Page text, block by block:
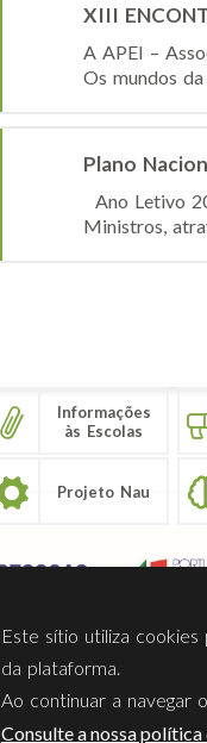
XIII
A APEI –
Os mundos
Plano
Ano Letivo
Ministros,
Informações
às Escolas
Projeto Nau
Sobre Nós
Este sítio utiliza
da plataforma.
Ao continuar a navegar
Consulte a nossa